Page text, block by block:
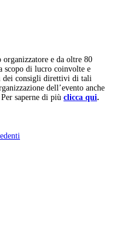
e da oltre 80
scopo di lucro coinvolte e
dei consigli direttivi di tali
dell’evento anche
saperne di più clicca qui.